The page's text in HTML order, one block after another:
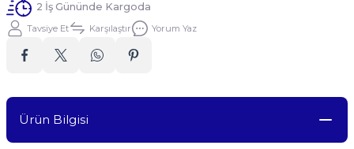
2 İş Gününde Kargoda
Tavsiye Et Karşılaştır Yorum Yaz
Ürün Bilgisi